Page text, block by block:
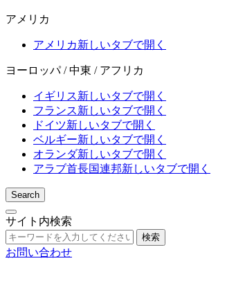
アメリカ
アメリカ新しいタブで開く
ヨーロッパ / 中東 / アフリカ
イギリス新しいタブで開く
フランス新しいタブで開く
ドイツ新しいタブで開く
ベルギー新しいタブで開く
オランダ新しいタブで開く
アラブ首長国連邦新しいタブで開く
Search
サイト内検索
検索
お問い合わせ